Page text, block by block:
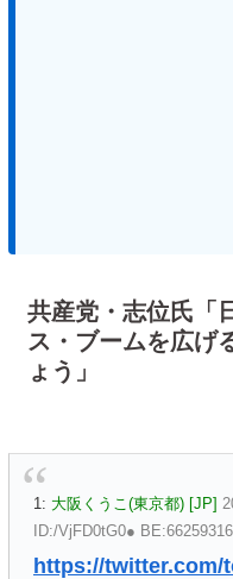
共産党・志位氏「
ス・ブームを広げ
ょう」
1: 大阪くうこ(東京都) [JP]
ID:/VjFD0tG0●
https://twitter.com/